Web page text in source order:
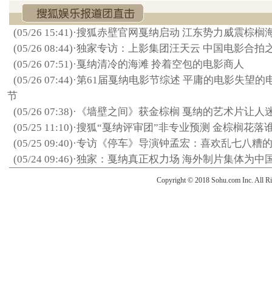
(05/26 15:41)·搜狐赤壁官网戛纳启动 江东势力威震棕榈
(05/26 08:44)·独家专访：上影集团汪天云 中国电影合拍
(05/26 07:51)·戛纳清冷的海滩 拎着空包的电影商人
(05/26 07:44)·第61届戛纳电影节综述 平庸的电影失望的
节
(05/26 07:38)· 《墙壁之间》获金棕榈 戛纳的艺术片让人
(05/25 11:10)·搜狐“戛纳评审团”非专业预测 金棕榈花落
(05/25 09:40)·专访《停车》导演钟孟宏：喜欢乱七八糟
(05/24 09:46)·独家：戛纳真正权力场 海外制片集体为中
Copyright © 2018 Sohu.com Inc. All